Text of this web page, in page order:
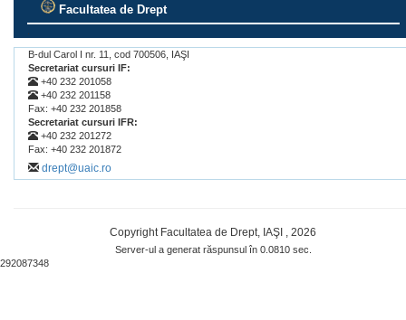
Facultatea de Drept
B-dul Carol I nr. 11, cod 700506, IAŞI
Secretariat cursuri IF:
+40 232 201058
+40 232 201158
Fax: +40 232 201858
Secretariat cursuri IFR:
+40 232 201272
Fax: +40 232 201872
drept@uaic.ro
Copyright Facultatea de Drept, IAŞI , 2026
Server-ul a generat răspunsul în 0.0810 sec.
292087348